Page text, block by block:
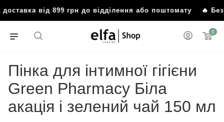
від 899 грн до відділення або поштомату 🔥
0
Пінка для інтимної гігієни
Green Pharmacy Біла
акація і зелений чай 150 мл